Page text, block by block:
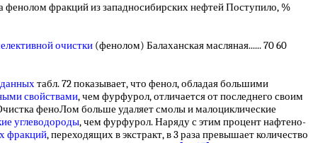
фракций из западносибирских нефтей Поступило, %
очистки (фенолом) Балаханская масляная...... 70 60
табл. 72 показывает, что фенол, обладая большими
свойствами, чем фурфурол, отличается от последнего своим
феноЛом больше удаляет смолы и малоциклические
углеводороды, чем фурфурол. Наряду с этим процент нафтено-
фракций, переходящих в экстракт, в 3 раза превышает количество